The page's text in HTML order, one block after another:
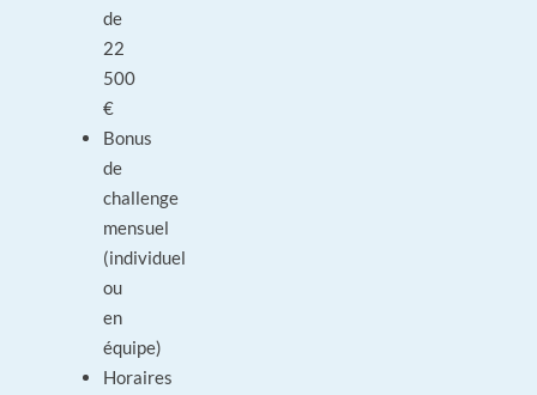
de
22
500
€
Bonus
de
challenge
mensuel
(individuel
ou
en
équipe)
Horaires